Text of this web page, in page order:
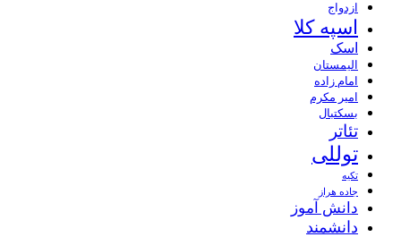
ازدواج
اسپه کلا
اسک
الیمستان
امام زاده
امیر مکرم
بسکتبال
تئاتر
توللی
تکیه
جاده هراز
دانش آموز
دانشمند